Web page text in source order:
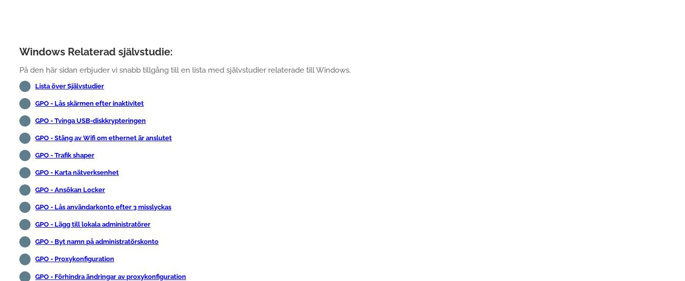
Windows Relaterad självstudie:
På den här sidan erbjuder vi snabb tillgång till en lista med självstudier relaterade till Windows.
Lista över Självstudier
GPO - Lås skärmen efter inaktivitet
GPO - Tvinga USB-diskkrypteringen
GPO - Stäng av Wifi om ethernet är anslutet
GPO - Trafik shaper
GPO - Karta nätverksenhet
GPO - Ansökan Locker
GPO - Lås användarkonto efter 3 misslyckas
GPO - Lägg till lokala administratörer
GPO - Byt namn på administratörskonto
GPO - Proxykonfiguration
GPO - Förhindra ändringar av proxykonfiguration